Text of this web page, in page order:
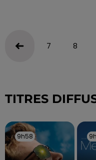
7 8
TITRES
9h58
9h58